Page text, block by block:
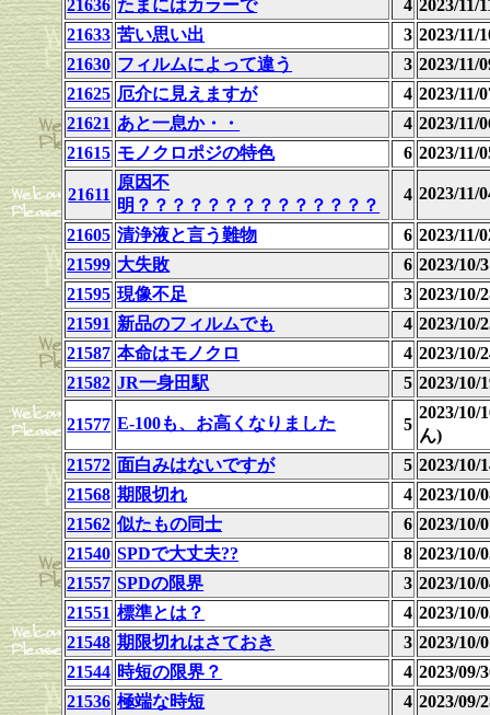
21636 たまにはカラーで 4 2023/11/
21633 苦い思い出 3 2023/11/
21630 フィルムによって違う 3 2023/11/
21625 厄介に見えますが 4 2023/11/
21621 あと一息か・・ 4 2023/11/
21615 モノクロポジの特色 6 2023/11/
21611
原因不
明？？？？？？？？？？？？？？
4 2023/11/
21605 清浄液と言う難物 6 2023/11/
21599 大失敗 6 2023/10/
21595 現像不足 3 2023/10/
21591 新品のフィルムでも 4 2023/10/
21587 本命はモノクロ 4 2023/10/
21582 JR一身田駅 5 2023/10/
21577 E-100も、お高くなりました 5
2023/10/
ん)
21572 面白みはないですが 5 2023/10/
21568 期限切れ 4 2023/10/
21562 似たもの同士 6 2023/10/
21540 SPDで大丈夫?? 8 2023/10/
21557 SPDの限界 3 2023/10/
21551 標準とは？ 4 2023/10/
21548 期限切れはさておき 3 2023/10/
21544 時短の限界？ 4 2023/09/
21536 極端な時短 4 2023/09/